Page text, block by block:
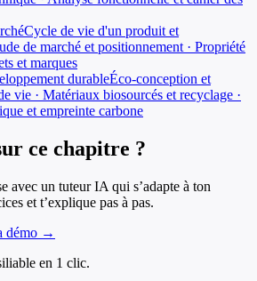
Cycle de vie d'un produit et
de marché et positionnement · Propriété
et marques
durableÉco-conception et
vie · Matériaux biosourcés et recyclage ·
et empreinte carbone
ce chapitre ?
avec un tuteur IA qui s’adapte à ton
et t’explique pas à pas.
démo →
en 1 clic.